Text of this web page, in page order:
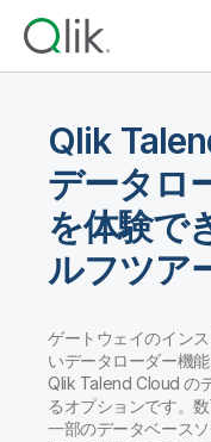
Back
Back
Back
Qlik が選ばれる
テクノロジーパ
Qlik のデータ統合とデ
Back
データ分析と AI
Back
データ統合とデ
適切なデータ統合プラン
トな意思決定を促進しま
Back
イベント / Web
Qlik
データロ
を体験で
ルフツア
ゲートウェイのイン
いデータローダー機
Qlik Talend Cloud の
るオプションです。
一部のデータベース